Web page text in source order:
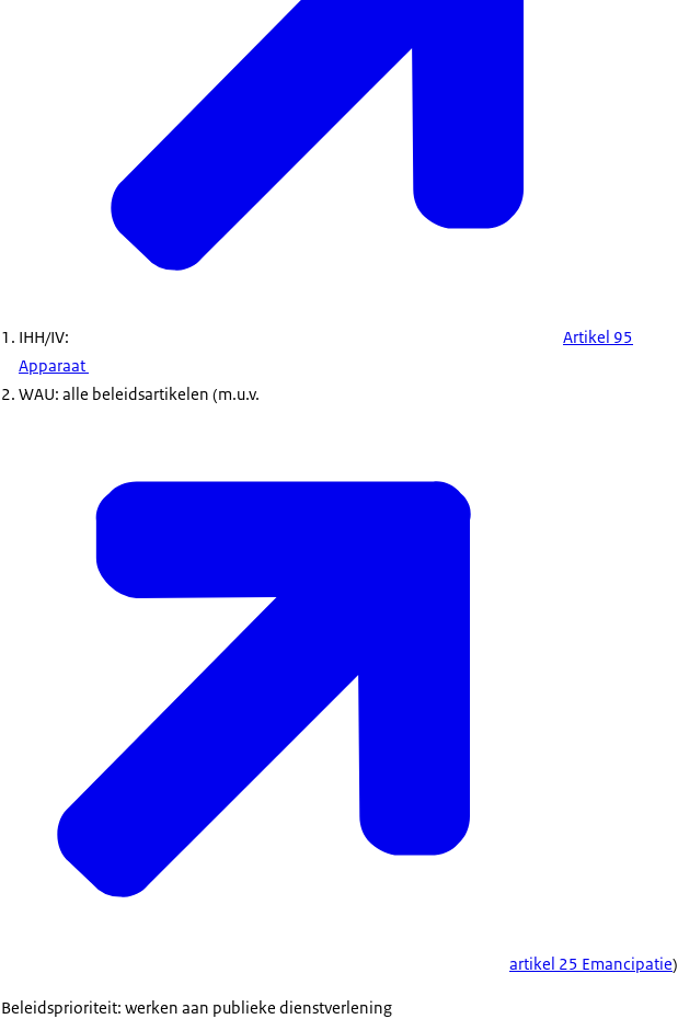
IHH/IV:
Artikel 95
Apparaat
WAU: alle beleidsartikelen (m.u.v.
artikel 25 Emancipatie)
Beleidsprioriteit: werken aan publieke dienstverlening